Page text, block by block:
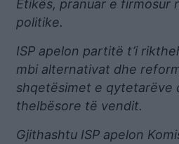
Etikës, pranuar e firmosur
politike.
ISP apelon partitë t’i
mbi alternativat dhe
shqetësimet e qytetarëve
thelbësore të vendit.
Gjithashtu ISP apelon